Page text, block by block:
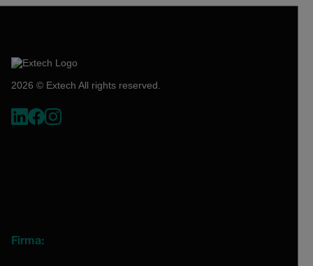
2026 © Extech All rights reserved.
Firma: